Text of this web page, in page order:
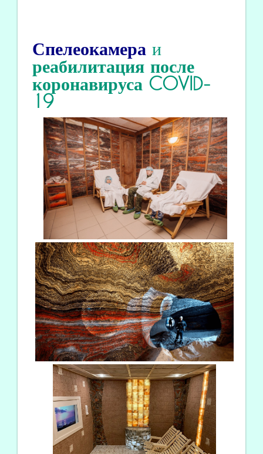
Спелеокамера и
реабилитацияпосле
коронавируса COVID-
19